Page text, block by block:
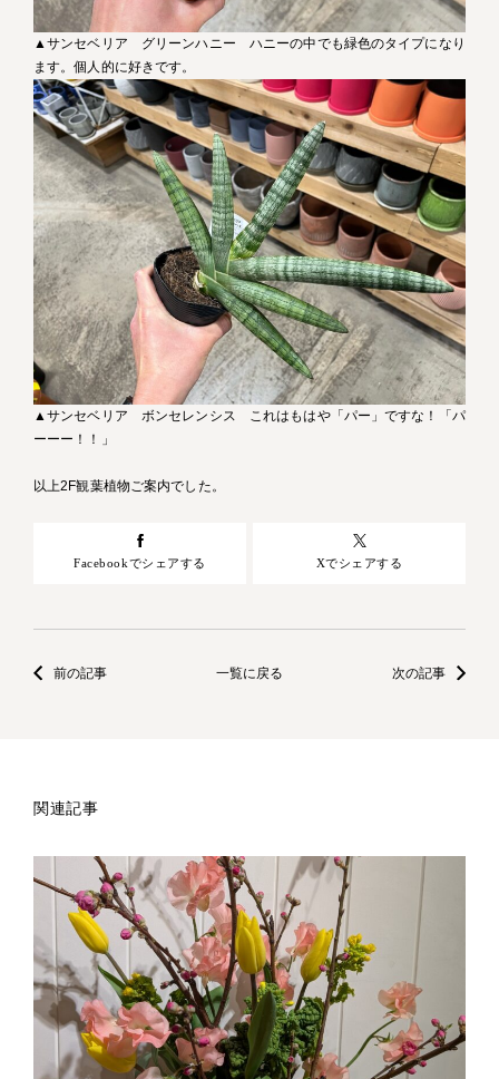
▲サンセベリア グリーンハニー ハニーの中でも緑色のタイプになり
ます。個人的に好きです。
▲サンセベリア ボンセレンシス これはもはや「パー」ですな！「パ
ーーー！！」
以上2F観葉植物ご案内でした。
Facebookでシェアする Xでシェアする
前の記事 一覧に戻る 次の記事
関連記事